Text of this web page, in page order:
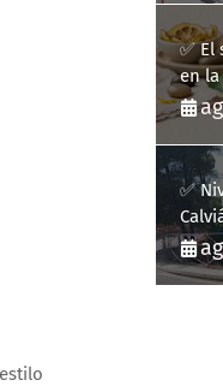
✅ El
en
✅
con